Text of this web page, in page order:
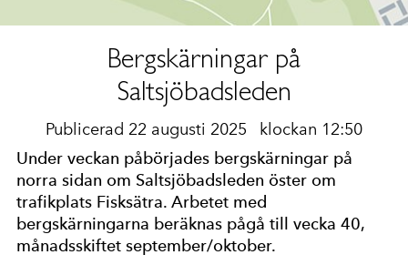
Bergskärningar på
Saltsjöbadsleden
Publicerad 22 augusti 2025 klockan 12:50
Under veckan påbörjades bergskärningar på
norra sidan om Saltsjöbadsleden öster om
trafikplats Fisksätra. Arbetet med
bergskärningarna beräknas pågå till vecka 40,
månadsskiftet september/oktober.